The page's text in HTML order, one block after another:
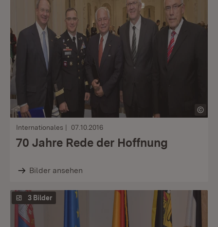
Internationales 07.10.2016
70 Jahre Rede der Hoffnung
Bilder ansehen
3 Bilder